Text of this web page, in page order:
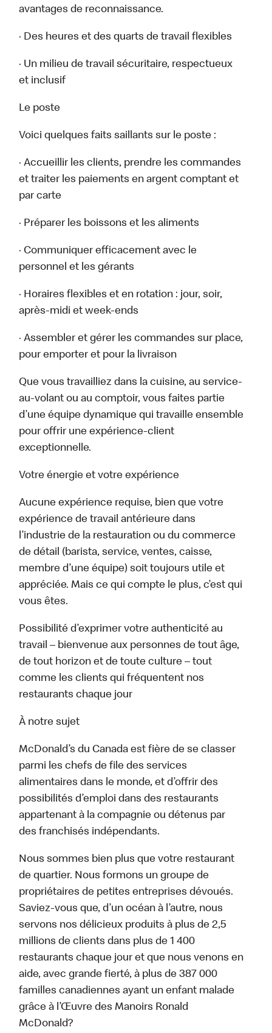
avantages de reconnaissance.
· Des heures et des quarts de travail flexibles
· Un milieu de travail sécuritaire, respectueux
et inclusif
Le poste
Voici quelques faits saillants sur le poste :
· Accueillir les clients, prendre les commandes
et traiter les paiements en argent comptant et
par carte
· Préparer les boissons et les aliments
· Communiquer efficacement avec le
personnel et les gérants
· Horaires flexibles et en rotation : jour, soir,
après-midi et week-ends
· Assembler et gérer les commandes sur place,
pour emporter et pour la livraison
Que vous travailliez dans la cuisine, au service-
au-volant ou au comptoir, vous faites partie
d’une équipe dynamique qui travaille ensemble
pour offrir une expérience-client
exceptionnelle.
Votre énergie et votre expérience
Aucune expérience requise, bien que votre
expérience de travail antérieure dans
l’industrie de la restauration ou du commerce
de détail (barista, service, ventes, caisse,
membre d’une équipe) soit toujours utile et
appréciée. Mais ce qui compte le plus, c’est qui
vous êtes.
Possibilité d’exprimer votre authenticité au
travail – bienvenue aux personnes de tout âge,
de tout horizon et de toute culture – tout
comme les clients qui fréquentent nos
restaurants chaque jour
À notre sujet
McDonald’s du Canada est fière de se classer
parmi les chefs de file des services
alimentaires dans le monde, et d’offrir des
possibilités d’emploi dans des restaurants
appartenant à la compagnie ou détenus par
des franchisés indépendants.
Nous sommes bien plus que votre restaurant
de quartier. Nous formons un groupe de
propriétaires de petites entreprises dévoués.
Saviez-vous que, d’un océan à l’autre, nous
servons nos délicieux produits à plus de 2,5
millions de clients dans plus de 1 400
restaurants chaque jour et que nous venons en
aide, avec grande fierté, à plus de 387 000
familles canadiennes ayant un enfant malade
grâce à l’Œuvre des Manoirs Ronald
McDonald?